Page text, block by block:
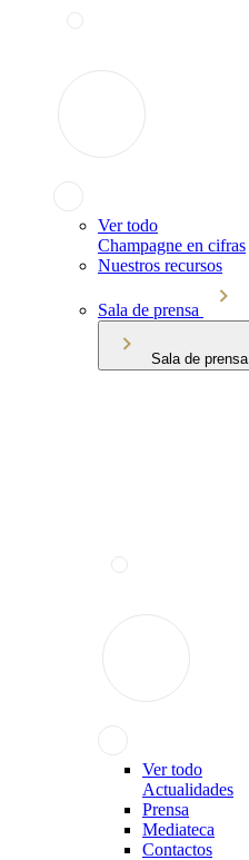
Ver todo
Champagne en cifras
Nuestros recursos
Sala de prensa
Sala de prensa
Ver todo
Actualidades
Prensa
Mediateca
Contactos